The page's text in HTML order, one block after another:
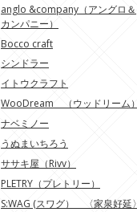
anglo &company（アングロ＆
カンパニー）
Bocco craft
シンドラー
イトウクラフト
WooDream （ウッドリーム）
ナベミノー
うぬまいちろう
ササキ屋（Rivv）
PLETRY（プレトリー）
S:WAG (スワグ） 〈家泉好延〉